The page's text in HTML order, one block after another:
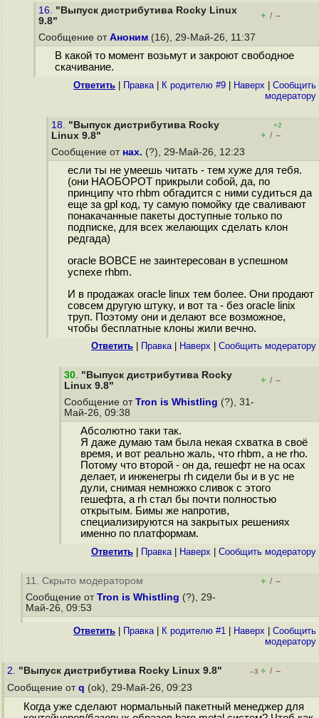
16. "Выпуск дистрибутива Rocky Linux
9.8"
+ / –
Сообщение от Аноним (16), 29-Май-26, 11:37
В какой то момент возьмут и закроют свободное
скачивание.
Ответить Правка| К родителю #9 Наверх
Cообщить
модератору
18. "Выпуск дистрибутива Rocky
Linux 9.8"
+2
+ / –
Сообщение от нах. (?), 29-Май-26, 12:23
если ты не умеешь читать - тем хуже для тебя.
(они НАОБОРОТ прикрыли собой, да, по
принципу что rhbm обгадится с ними судиться да
еще за gpl код, ту самую помойку где сваливают
понакачанные пакеты доступные только по
подписке, для всех желающих сделать клон
редгада)
oracle ВОВСЕ не заинтересован в успешном
успехе rhbm.
И в продажах oracle linux тем более. Они продают
совсем другую штуку, и вот та - без oracle linix
труп. Поэтому они и делают все возможное,
чтобы бесплатные клоны жили вечно.
Ответить Правка| Наверх Cообщить модератору
30. "Выпуск дистрибутива Rocky
Linux 9.8"
+ / –
Сообщение от Tron is Whistling (?), 31-
Май-26, 09:38
Абсолютно таки так.
Я даже думаю там была некая схватка в своё
время, и вот реально жаль, что rhbm, а не rho.
Потому что второй - он да, гешефт не на осах
делает, и инженегры rh сидели бы и в ус не
дули, снимая немножко сливок с этого
гешефта, а rh стал бы почти полностью
открытым. Бимы же напротив,
специализируются на закрытых решениях
именно по платформам.
Ответить Правка| Наверх Cообщить модератору
11. Скрыто модератором + / –
Сообщение от Tron is Whistling (?), 29-
Май-26, 09:53
Ответить Правка| К родителю #1 Наверх
Cообщить
модератору
2. "Выпуск дистрибутива Rocky Linux 9.8" –3 + / –
Сообщение от q (ok), 29-Май-26, 09:23
Когда уже сделают нормальный пакетный менеджер для